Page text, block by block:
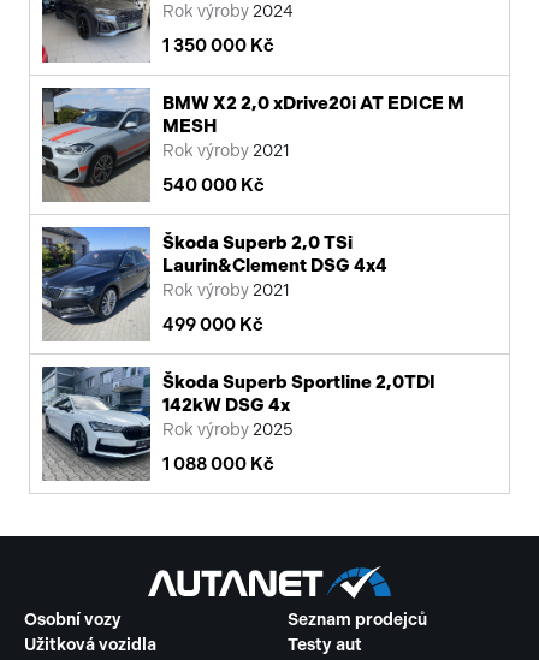
Rok výroby 2024
1 350 000 Kč
BMW X2 2,0 xDrive20i AT EDICE M
MESH
Rok výroby 2021
540 000 Kč
Škoda Superb 2,0 TSi
Laurin&Clement DSG 4x4
Rok výroby 2021
499 000 Kč
Škoda Superb Sportline 2,0TDI
142kW DSG 4x
Rok výroby 2025
1 088 000 Kč
Osobní vozy
Užitková vozidla
Seznam prodejců
Testy aut